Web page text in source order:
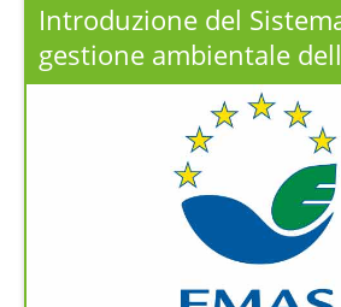
Introduzione del
gestione ambientale